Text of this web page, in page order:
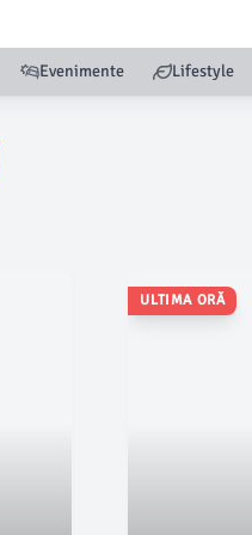
Evenimente Lifestyle
ULTIMA ORĂ